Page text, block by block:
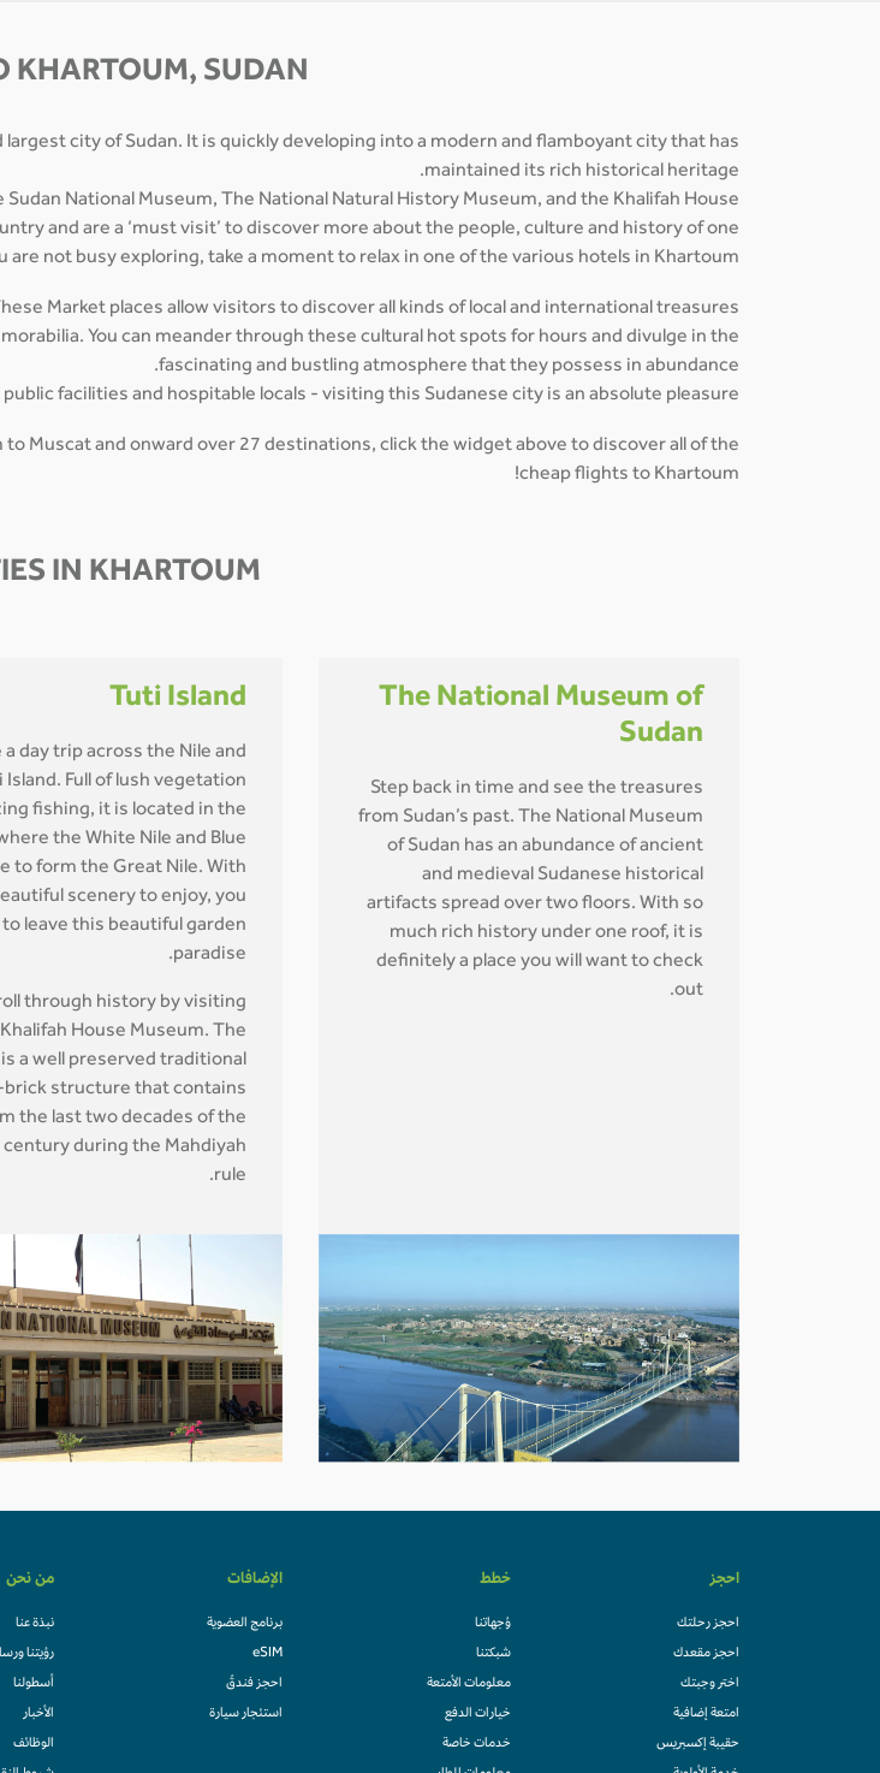
KHARTOUM, SUDAN
city of Sudan. It is quickly developing into a modern and flamboyant city that has
maintained its rich historical heritage.
National Museum, The National Natural History Museum, and the Khalifah House
and are a ‘must visit’ to discover more about the people, culture and history of one
not busy exploring, take a moment to relax in one of the various hotels in Khartoum.
Market places allow visitors to discover all kinds of local and international treasures
You can meander through these cultural hot spots for hours and divulge in the
fascinating and bustling atmosphere that they possess in abundance.
facilities and hospitable locals - visiting this Sudanese city is an absolute pleasure.
Muscat and onward over 27 destinations, click the widget above to discover all of the
cheap flights to Khartoum!
IN KHARTOUM
The National Museum of
Sudan
Step back in time and see the treasures
from Sudan’s past. The National Museum
of Sudan has an abundance of ancient
and medieval Sudanese historical
artifacts spread over two floors. With so
much rich history under one roof, it is
definitely a place you will want to check
out.
Tuti Island
a day trip across the Nile and
Island. Full of lush vegetation
fishing, it is located in the
the White Nile and Blue
to form the Great Nile. With
scenery to enjoy, you
to leave this beautiful garden
paradise.
through history by visiting
House Museum. The
a well preserved traditional
brick structure that contains
the last two decades of the
during the Mahdiyah
rule.
احجز
احجز رحلتك
احجز مقعدك
اختر وجبتك
امتعة إضافية
حقيبة إكسبريس
خطط
وُجهاتنا
شبكتنا
معلومات الأمتعة
خيارات الدفع
خدمات خاصة
الإضافات
برنامج العضوية
eSIM
احجز فندقً
استئجار سيارة
من نحن
نبذة عنا
رؤيتنا
أسطولنا
الأخبار
الوظائف